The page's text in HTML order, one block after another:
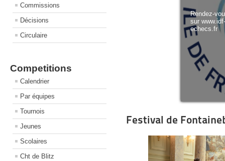
Commissions
Décisions
Circulaire
Competitions
Calendrier
Par équipes
Tournois
Jeunes
Scolaires
Cht de Blitz
Rendez-
sur
echecs.fr
Festival de